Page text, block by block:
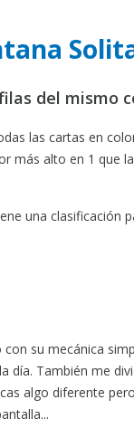
del mismo
las cartas en
más alto en 1 que
una clasificación
su mecánica
día. También me
algo diferente